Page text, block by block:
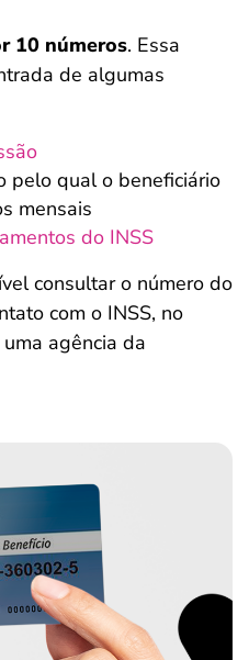
10 números. Essa
de algumas
pelo qual o beneficiário
mensais
do INSS
consultar o número do
com o INSS, no
agência da